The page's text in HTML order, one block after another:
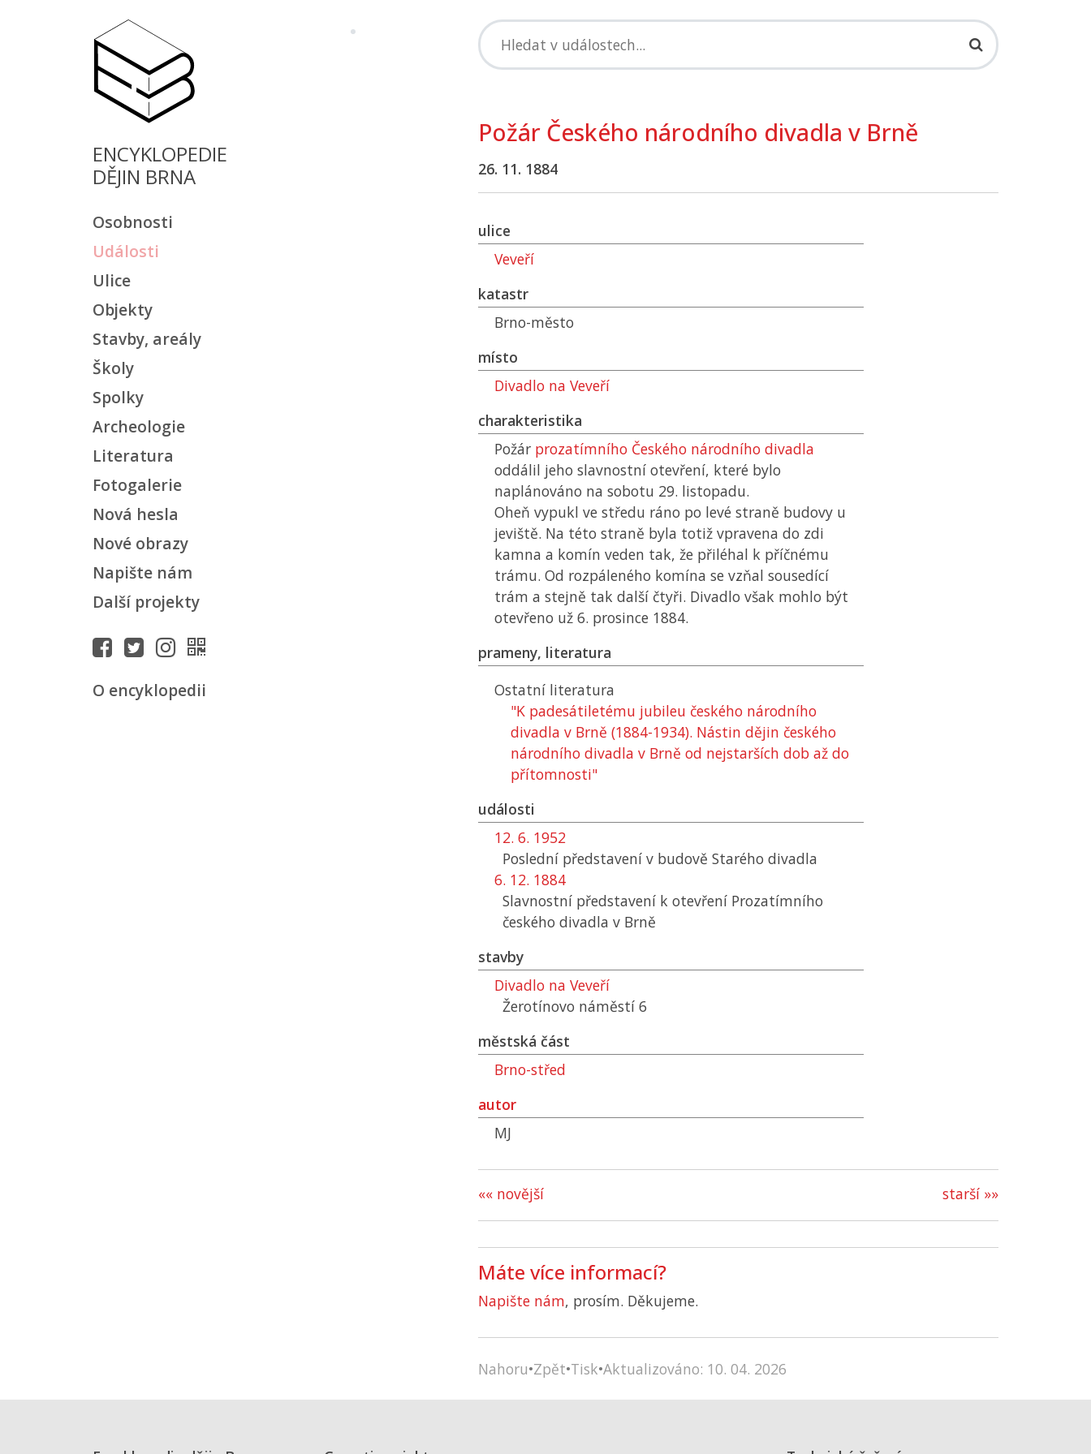
ENCYKLOPEDIE
DĚJIN BRNA
Osobnosti
Události
Ulice
Objekty
Stavby, areály
Školy
Spolky
Archeologie
Literatura
Fotogalerie
Nová hesla
Nové obrazy
Napište nám
Další projekty
O encyklopedii
Požár Českého národního divadla v Brně
26. 11. 1884
ulice
Veveří
katastr
Brno-město
místo
Divadlo na Veveří
charakteristika
Požár prozatímního Českého národního divadla
oddálil jeho slavnostní otevření, které bylo
naplánováno na sobotu 29. listopadu.
Oheň vypukl ve středu ráno po levé straně budovy u
jeviště. Na této straně byla totiž vpravena do zdi
kamna a komín veden tak, že přiléhal k příčnému
trámu. Od rozpáleného komína se vzňal sousedící
trám a stejně tak další čtyři. Divadlo však mohlo být
otevřeno už 6. prosince 1884.
prameny, literatura
Ostatní literatura
"K padesátiletému jubileu českého národního
divadla v Brně (1884-1934). Nástin dějin českého
národního divadla v Brně od nejstarších dob až do
přítomnosti"
události
12. 6. 1952
Poslední představení v budově Starého divadla
6. 12. 1884
Slavnostní představení k otevření Prozatímního
českého divadla v Brně
stavby
Divadlo na Veveří
Žerotínovo náměstí 6
městská část
Brno-střed
autor
MJ
starší »»
«« novější
Máte více informací?
Napište nám, prosím. Děkujeme.
Nahoru•Zpět•Tisk•Aktualizováno: 10. 04. 2026